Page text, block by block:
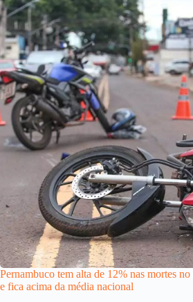
Pernambuco tem alta de 12% nas mortes
e fica acima da média nacional